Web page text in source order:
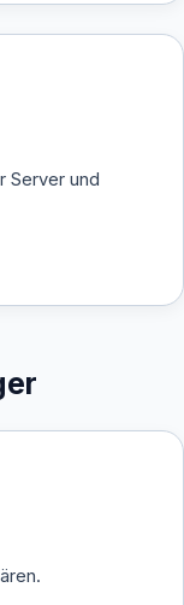
Server und